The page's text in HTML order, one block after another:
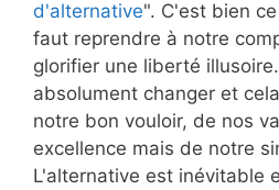
d'alternative". C'est bien
faut reprendre à notre
glorifier une liberté
absolument changer et
notre bon vouloir, de nos
excellence mais de notre
L'alternative est inévitable